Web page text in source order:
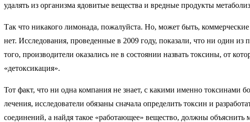
удалять из организма ядовитые вещества и вредные продукты
Так что никакого лимонада, пожалуйста. Но, может быть,
нет. Исследования, проведенные в 2009 году, показали, что ни один
того, производители оказались не в состоянии назвать токсины, от
«детоксикация».
Тот факт, что ни одна компания не знает, с какими именно токсинами
лечения, исследователи обязаны сначала определить токсин и
соединений, а найдя такое «работающее» вещество, должны объяснить